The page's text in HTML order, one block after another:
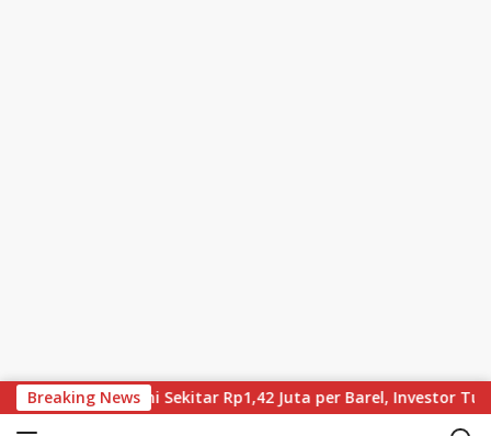
Breaking News
Brent Kini Sekitar Rp1,42 Juta per Barel, Investor Tunggu